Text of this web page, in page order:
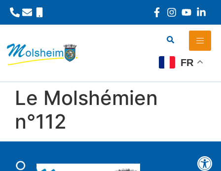
FR
Le Molshémien
n°112
Panneau de gestion des cookies